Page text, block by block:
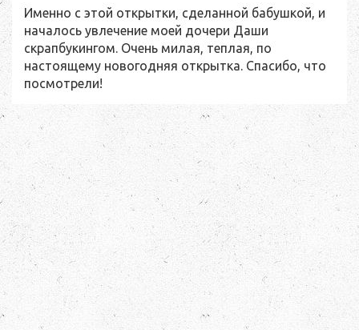
Именно с этой открытки, сделанной бабушкой, и
началось увлечение моей дочери Даши
скрапбукингом. Очень милая, теплая, по
настоящему новогодняя открытка. Спасибо, что
посмотрели!